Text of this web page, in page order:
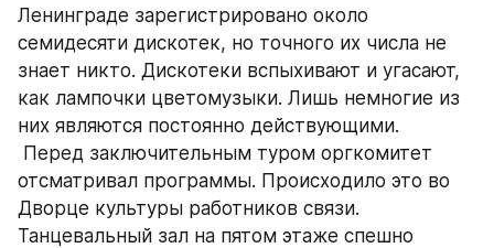
Ленинграде зарегистрировано около
семидесяти дискотек, но точного их числа не
знает никто. Дискотеки вспыхивают и угасают,
как лампочки цветомузыки. Лишь немногие из
них являются постоянно действующими.
отсматривал программы. Происходило это во
Дворце культуры работников связи.
Танцевальный зал на пятом этаже спешно